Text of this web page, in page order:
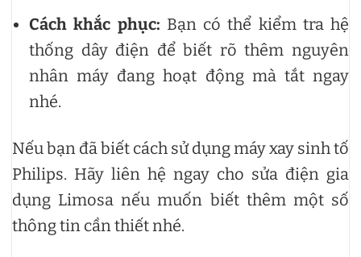
Cách khắc phục: Bạn có thể kiểm tra hệ
thống dây điện để biết rõ thêm nguyên
nhân máy đang hoạt động mà tắt ngay
nhé.
Nếu bạn đã biết cách sử dụng máy xay sinh tố
Philips. Hãy liên hệ ngay cho sửa điện gia
dụng Limosa nếu muốn biết thêm một số
thông tin cần thiết nhé.